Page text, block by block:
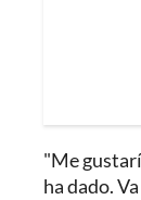
"Me
ha dado.